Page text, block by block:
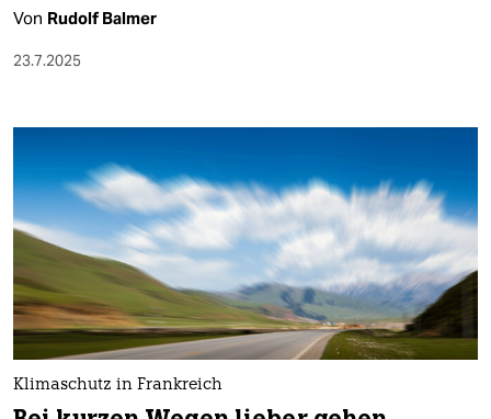
unterstützen
abo
genossenschaft
epaper login
Von Rudolf Balmer
23.7.2025
Klimaschutz in Frankreich